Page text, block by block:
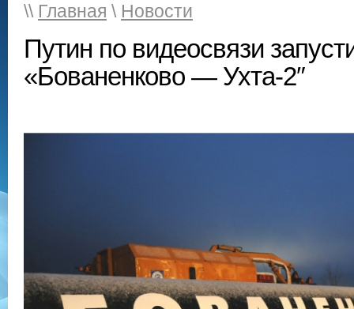
\\ Главная \ Новости
Путин по видеосвязи
«Бованенково — Ухта-2″